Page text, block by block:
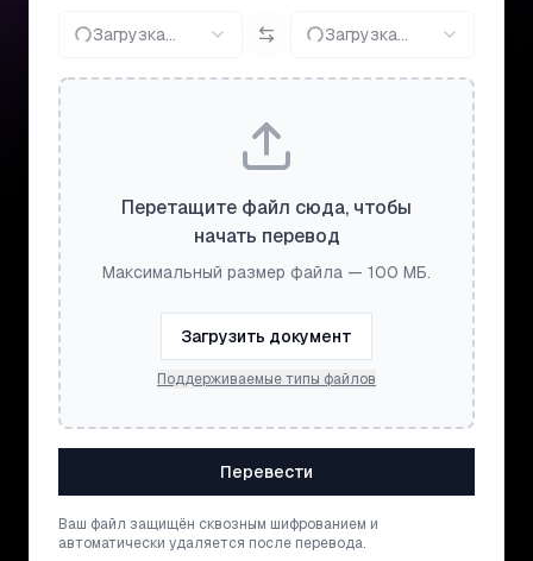
Загрузка... Загрузка...
Перетащите файл сюда, чтобы
начать перевод
Максимальный размер файла — 100 МБ.
Загрузить документ
Поддерживаемые типы файлов
Перевести
Ваш файл защищён сквозным шифрованием и
автоматически удаляется после перевода.